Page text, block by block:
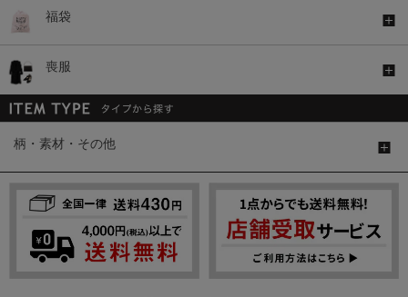
福袋
喪服
柄・素材・その他